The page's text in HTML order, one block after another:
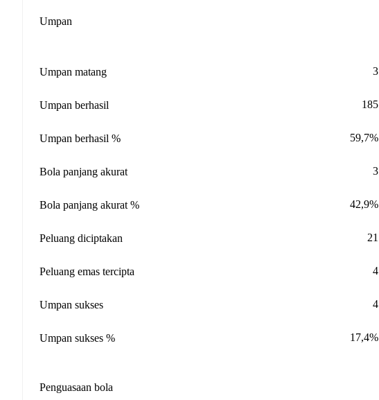
Umpan
Umpan matang 3
Umpan berhasil 185
Umpan berhasil % 59,7%
Bola panjang akurat 3
Bola panjang akurat % 42,9%
Peluang diciptakan 21
Peluang emas tercipta 4
Umpan sukses 4
Umpan sukses % 17,4%
Penguasaan bola